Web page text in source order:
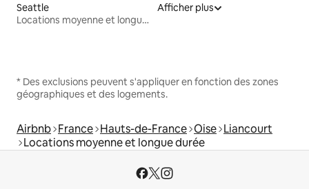
Seattle
Locations moyenne et longue durée
Afficher plus
* Des exclusions peuvent s'appliquer en fonction des zones
géographiques et des logements.
Airbnb France Hauts-de-France Oise Liancourt
Locations moyenne et longue durée